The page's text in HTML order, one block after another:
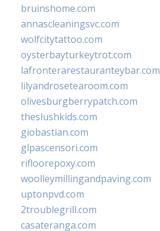
bruinshome.com
annascleaningsvc.com
wolfcitytattoo.com
oysterbayturkeytrot.com
lafronterarestauranteybar.com
lilyandrosetearoom.com
olivesburgberrypatch.com
theslushkids.com
giobastian.com
glpascensori.com
rifloorepoxy.com
woolleymillingandpaving.com
uptonpvd.com
2troublegrill.com
casateranga.com